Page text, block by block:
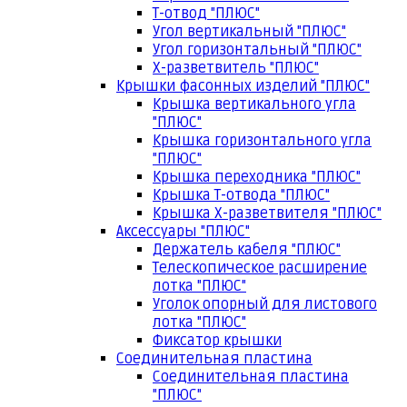
Т-отвод "ПЛЮС"
Угол вертикальный "ПЛЮС"
Угол горизонтальный "ПЛЮС"
Х-разветвитель "ПЛЮС"
Крышки фасонных изделий "ПЛЮС"
Крышка вертикального угла
"ПЛЮС"
Крышка горизонтального угла
"ПЛЮС"
Крышка переходника "ПЛЮС"
Крышка Т-отвода "ПЛЮС"
Крышка Х-разветвителя "ПЛЮС"
Аксессуары "ПЛЮС"
Держатель кабеля "ПЛЮС"
Телескопическое расширение
лотка "ПЛЮС"
Уголок опорный для листового
лотка "ПЛЮС"
Фиксатор крышки
Соединительная пластина
Соединительная пластина
"ПЛЮС"